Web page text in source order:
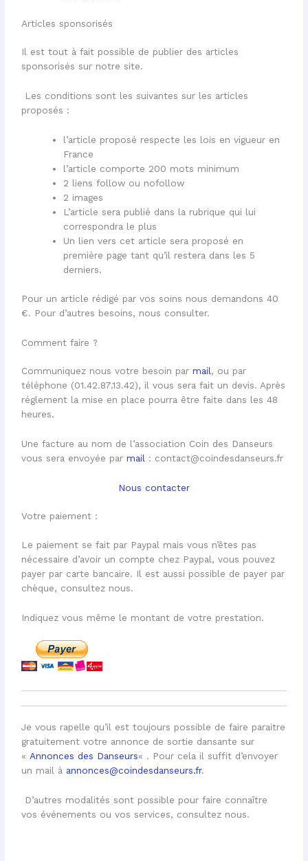
Articles sponsorisés
Il est tout à fait possible de publier des articles
sponsorisés sur notre site.
Les conditions sont les suivantes sur les articles
proposés :
l’article proposé respecte les lois en vigueur en
France
l’article comporte 200 mots minimum
2 liens follow ou nofollow
2 images
L’article sera publié dans la rubrique qui lui
correspondra le plus
Un lien vers cet article sera proposé en
première page tant qu’il restera dans les 5
derniers.
Pour un article rédigé par vos soins nous demandons 40
€. Pour d’autres besoins, nous consulter.
Comment faire ?
Communiquez nous votre besoin parmail, ou par
téléphone (01.42.87.13.42), il vous sera fait un devis. Après
réglement la mise en place pourra être faite dans les 48
heures.
Une facture au nom de l’association Coin des Danseurs
vous sera envoyée parmail : contact@coindesdanseurs.fr
Nous contacter
Votre paiement :
Le paiement se fait par Paypal mais vous n’êtes pas
nécessaire d’avoir un compte chez Paypal, vous pouvez
payer par carte bancaire. Il est aussi possible de payer par
chèque, consultez nous.
Indiquez vous même le montant de votre prestation.
Je vous rapelle qu’il est toujours possible de faire paraitre
gratuitement votre annonce de sortie dansante sur
« Annonces des Danseurs« . Pour cela il suffit d’envoyer
un mail à annonces@coindesdanseurs.fr.
D’autres modalités sont possible pour faire connaître
vos événements ou vos services, consultez nous.